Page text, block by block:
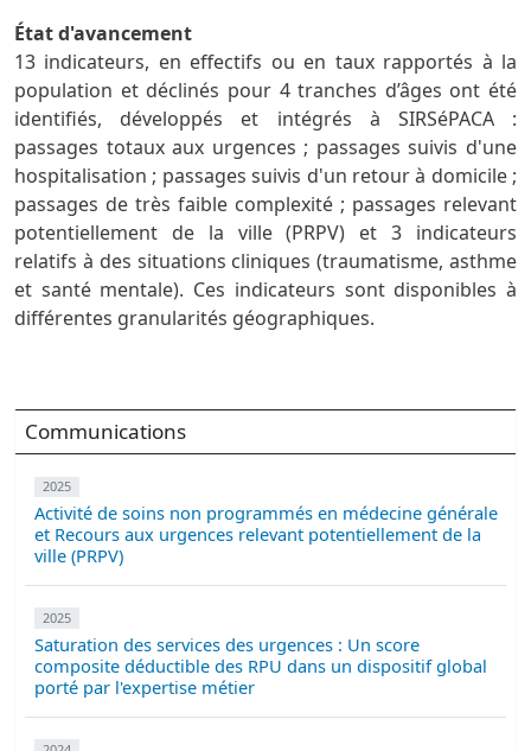
État d'avancement
13 indicateurs, en effectifs ou en taux rapportés à la
population et déclinés pour 4 tranches d’âges ont été
identifiés, développés et intégrés à SIRSéPACA :
passages totaux aux urgences ; passages suivis d'une
hospitalisation ; passages suivis d'un retour à domicile ;
passages de très faible complexité ; passages relevant
potentiellement de la ville (PRPV) et 3 indicateurs
relatifs à des situations cliniques (traumatisme, asthme
et santé mentale). Ces indicateurs sont disponibles à
différentes granularités géographiques.
Communications
2025
Activité de soins non programmés en médecine générale
et Recours aux urgences relevant potentiellement de la
ville (PRPV)
2025
Saturation des services des urgences : Un score
composite déductible des RPU dans un dispositif global
porté par l'expertise métier